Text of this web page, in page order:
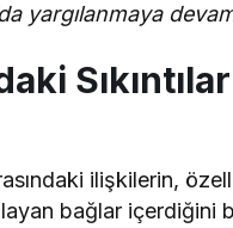
yargılanmaya
ilişkilerin,
bağlar içerdiğini